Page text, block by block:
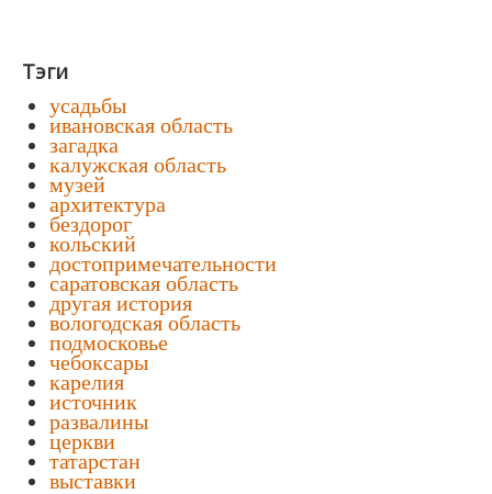
Тэги
усадьбы
ивановская область
загадка
калужская область
музей
архитектура
бездорог
кольский
достопримечательности
саратовская область
другая история
вологодская область
подмосковье
чебоксары
карелия
источник
развалины
церкви
татарстан
выставки